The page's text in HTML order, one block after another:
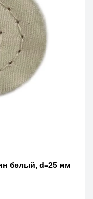
белый, d=25 мм